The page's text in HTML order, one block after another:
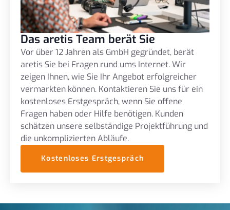
Das aretis Team berät Sie
Vor über 12 Jahren als GmbH gegründet, berät
aretis Sie bei Fragen rund ums Internet. Wir
zeigen Ihnen, wie Sie Ihr Angebot erfolgreicher
vermarkten können. Kontaktieren Sie uns für ein
kostenloses Erstgespräch, wenn Sie offene
Fragen haben oder Hilfe benötigen. Kunden
schätzen unsere selbständige Projektführung und
die unkomplizierten Abläufe.
Kostenloses Erstgespräch